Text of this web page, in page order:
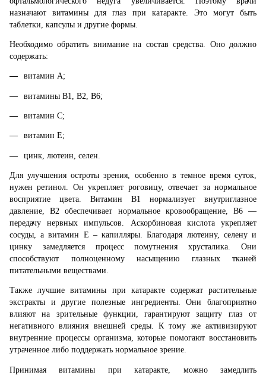
назначают витамины для глаз при катаракте. Это могут быть
таблетки, капсулы и другие формы.
Необходимо обратить внимание на состав средства. Оно должно
содержать:
витамин А;
витамины В1, В2, В6;
витамин С;
витамин Е;
цинк, лютеин, селен.
Для улучшения остроты зрения, особенно в темное время суток,
нужен ретинол. Он укрепляет роговицу, отвечает за нормальное
восприятие цвета. Витамин В1 нормализует внутриглазное
давление, В2 обеспечивает нормальное кровообращение, В6 —
передачу нервных импульсов. Аскорбиновая кислота укрепляет
сосуды, а витамин Е – капилляры. Благодаря лютеину, селену и
цинку замедляется процесс помутнения хрусталика. Они
способствуют полноценному насыщению глазных тканей
питательными веществами.
Также лучшие витамины при катаракте содержат растительные
экстракты и другие полезные ингредиенты. Они благоприятно
влияют на зрительные функции, гарантируют защиту глаз от
негативного влияния внешней среды. К тому же активизируют
внутренние процессы организма, которые помогают восстановить
утраченное либо поддержать нормальное зрение.
Принимая витамины при катаракте, можно замедлить